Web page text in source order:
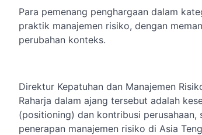
Para pemenang penghargaan dalam
praktik manajemen risiko, dengan
perubahan konteks.
Direktur Kepatuhan dan Manajemen
Raharja dalam ajang tersebut adalah
(positioning) dan kontribusi
penerapan manajemen risiko di Asia